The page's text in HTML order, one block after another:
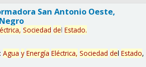
San Antonio Oeste,
Sociedad del Estado.
Agua y Energía Eléctrica, Sociedad del Estado,